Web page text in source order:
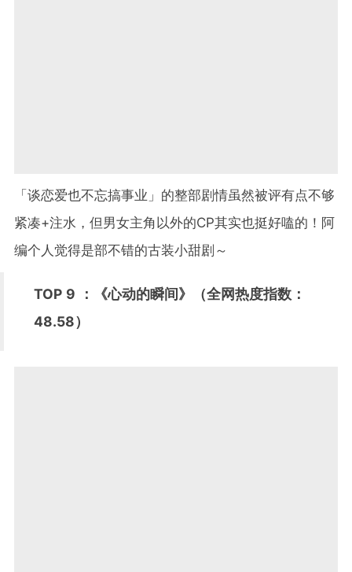
「谈恋爱也不忘搞事业」的整部剧情虽然被评有点不够
紧凑+注水，但男女主角以外的CP其实也挺好嗑的！阿
编个人觉得是部不错的古装小甜剧～
TOP 9 ：《心动的瞬间》（全网热度指数：
48.58）